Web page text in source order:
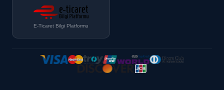
E-Ticaret Bilgi Platformu